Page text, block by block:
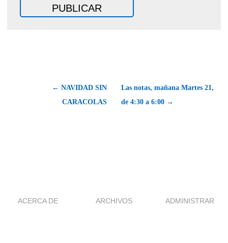
← NAVIDAD SIN
CARACOLAS
Las notas, mañana Martes 21,
de 4:30 a 6:00 →
ACERCA DE ARCHIVOS ADMINISTRAR